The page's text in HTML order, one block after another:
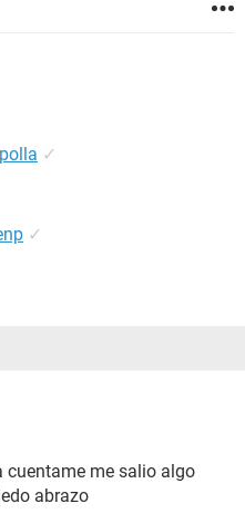
✓
✓
cuentame me salio algo
abrazo